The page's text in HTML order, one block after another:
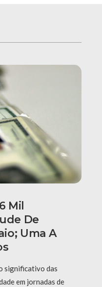
Mil
De
Uma A
significativo das
em jornadas de